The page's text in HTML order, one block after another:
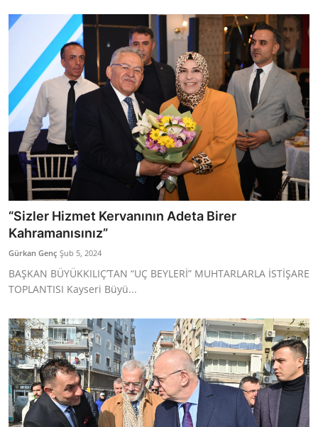
“Sizler Hizmet Kervanının Adeta Birer
Kahramanısınız”
Gürkan Genç Şub 5, 2024
BAŞKAN BÜYÜKKILIÇ’TAN “UÇ BEYLERİ” MUHTARLARLA İSTİŞARE
TOPLANTISI Kayseri Büyü...